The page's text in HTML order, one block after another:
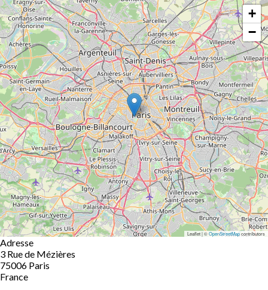
+
−
Leaflet | ©OpenStreetMapcontributors
Adresse
3 Rue de Mézières
75006 Paris
France